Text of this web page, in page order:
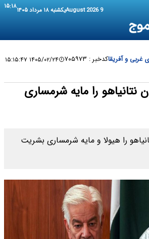
9 August 2026 یکشنبه ۱۸ مرداد ۱۴۰۵ ۱۵:۱۸
غربی و آفریقاکدخبر : ۷۰۵۹۷۳ ۱۴۰۵/۰۲/۲۴ ۱۵:۱۵:۴۷
نتانیاهو را مایه شرمساری
را هیولا و مایه شرمساری بشریت